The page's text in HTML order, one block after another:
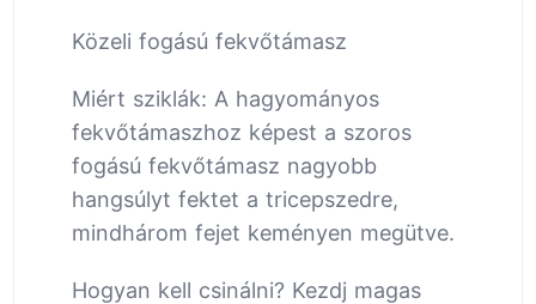
Közeli fogású fekvőtámasz
Miért sziklák: A hagyományos
fekvőtámaszhoz képest a szoros
fogású fekvőtámasz nagyobb
hangsúlyt fektet a tricepszedre,
mindhárom fejet keményen megütve.
Hogyan kell csinálni? Kezdj magas